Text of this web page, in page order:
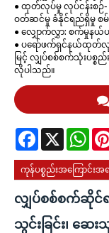
● ထုတ်လုပ်မှု လုပ်ငန်းစဉ်
ဝတ်ဆင်မှု ခံနိုင်ရည်ရှိမှု စ
● လျှောက်လွှာ: စက်မှုနယ်
● ပရော်ဖက်ရှင်နယ်ထုတ်
မြင့် လျှပ်စစ်စက်သုံးပစ္
လိုပါသည်။
Facebook
X
ကုန်ပစ္စည်းအကြောင်းအ
လျှပ်စစ်စက်ဆိုင်
သွင်းခြင်း၊ ဆေး